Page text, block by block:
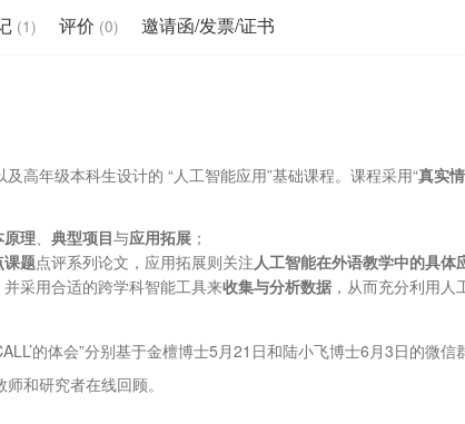
(1) 评价 (0) 邀请函/发票/证书
高年级本科生设计的 “人工智能应用”基础课程。课程采用“真实
原理、 典型项目与应用拓展 ；
课题点评系列论文，应用拓展则关注人工智能在外语教学中的具体
并采用合适的跨学科智能工具来收集与分析数据 ，从而充分利用人
的体会”分别基于金檀博士5月21日和陆小飞博士6月3日的微信
和研究者在线回顾。